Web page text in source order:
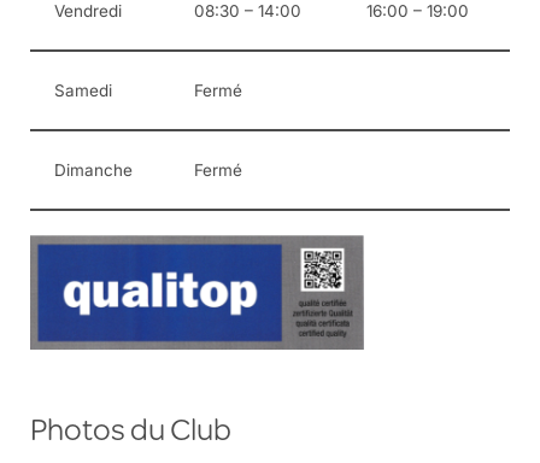
Vendredi 08:30 – 14:00 16:00 – 19:00
Samedi Fermé
Dimanche Fermé
Photos du Club